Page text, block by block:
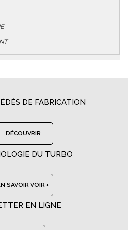
DE FABRICATION
DÉCOUVRIR
DU TURBO
SAVOIR VOIR +
EN LIGNE